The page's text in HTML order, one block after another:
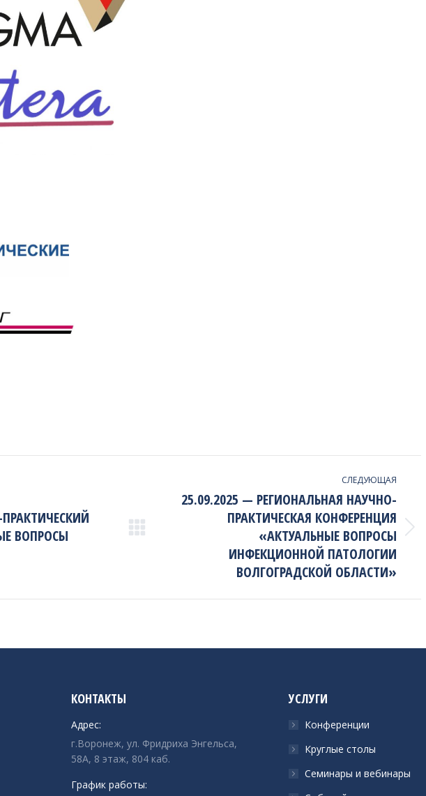
ВОПРОСЫ
СЛЕДУЮЩАЯ
25.09.2025 — РЕГИОНАЛЬНАЯ НАУЧНО-
ПРАКТИЧЕСКАЯ КОНФЕРЕНЦИЯ
«АКТУАЛЬНЫЕ ВОПРОСЫ
ИНФЕКЦИОННОЙ ПАТОЛОГИИ
ВОЛГОГРАДСКОЙ ОБЛАСТИ»
КОНТАКТЫ
Адрес:
г.Воронеж, ул. Фридриха Энгельса,
58А, 8 этаж, 804 каб.
График работы:
УСЛУГИ
Конференции
Круглые столы
Семинары и вебинары